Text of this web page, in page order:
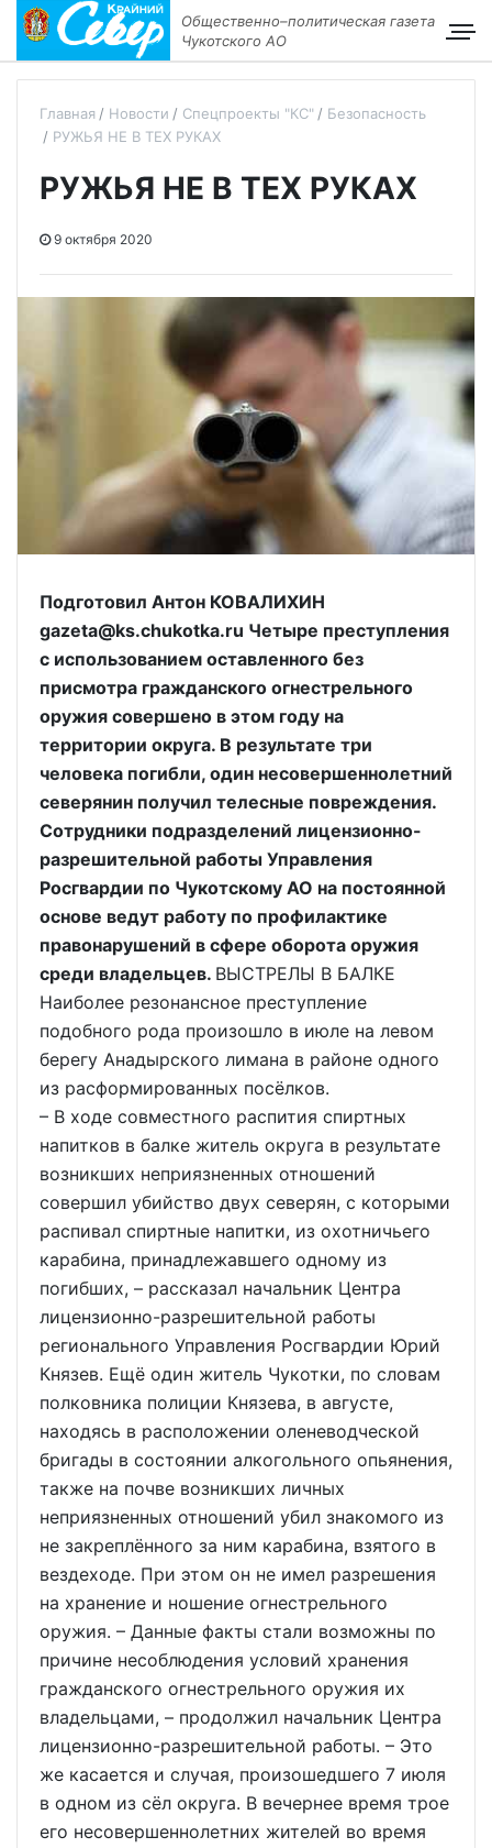
Общественно–политическая газета
Чукотского АО
Главная Новости Спецпроекты "КС"
Безопасность
РУЖЬЯ НЕ В ТЕХ РУКАХ
РУЖЬЯ НЕ В ТЕХ РУКАХ
9 октября 2020
Подготовил Антон КОВАЛИХИН
gazeta@ks.chukotka.ru Четыре преступления
с использованием оставленного без
присмотра гражданского огнестрельного
оружия совершено в этом году на
территории округа. В результате три
человека погибли, один несовершеннолетний
северянин получил телесные повреждения.
Сотрудники подразделений лицензионно-
разрешительной работы Управления
Росгвардии по Чукотскому АО на постоянной
основе ведут работу по профилактике
правонарушений в сфере оборота оружия
среди владельцев. ВЫСТРЕЛЫ В БАЛКЕ
Наиболее резонансное преступление
подобного рода произошло в июле на левом
берегу Анадырского лимана в районе одного
из расформированных посёлков.
– В ходе совместного распития спиртных
напитков в балке житель округа в результате
возникших неприязненных отношений
совершил убийство двух северян, с которыми
распивал спиртные напитки, из охотничьего
карабина, принадлежавшего одному из
погибших, – рассказал начальник Центра
лицензионно-разрешительной работы
регионального Управления Росгвардии Юрий
Князев. Ещё один житель Чукотки, по словам
полковника полиции Князева, в августе,
находясь в расположении оленеводческой
бригады в состоянии алкогольного опьянения,
также на почве возникших личных
неприязненных отношений убил знакомого из
не закреплённого за ним карабина, взятого в
вездеходе. При этом он не имел разрешения
на хранение и ношение огнестрельного
оружия. – Данные факты стали возможны по
причине несоблюдения условий хранения
гражданского огнестрельного оружия их
владельцами, – продолжил начальник Центра
лицензионно-разрешительной работы. – Это
же касается и случая, произошедшего 7 июля
в одном из сёл округа. В вечернее время трое
его несовершеннолетних жителей во время